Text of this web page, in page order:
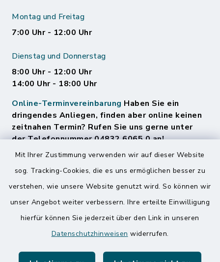
Mit Ihrer Zustimmung verwenden wir auf dieser Website
sog. Tracking-Cookies, die es uns ermöglichen besser zu
verstehen, wie unsere Website genutzt wird. So können wir
unser Angebot weiter verbessern. Ihre erteilte Einwilligung
hierfür können Sie jederzeit über den Link in unseren
Datenschutzhinweisen widerrufen.
Montag und Freitag
7:00 Uhr - 12:00 Uhr
Dienstag und Donnerstag
8:00 Uhr - 12:00 Uhr
14:00 Uhr - 18:00 Uhr
Online-Terminvereinbarung Haben Sie ein
dringendes Anliegen, finden aber online keinen
zeitnahen Termin? Rufen Sie uns gerne unter
der Telefonnummer 04832 6065 0 an!
Quicklinks
Amt Mitteldithmarschen
Speicherkoog Meldorfer Koog